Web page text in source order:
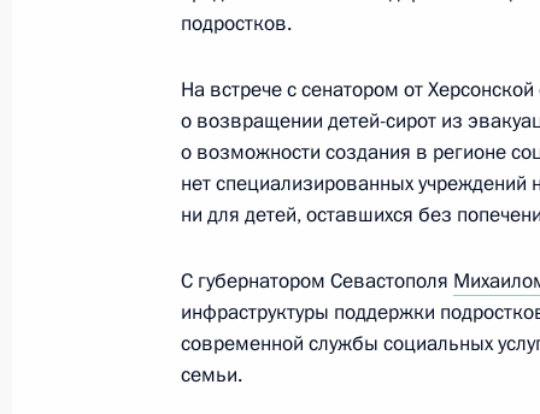
Мария Львова-Белова провела
совета по социальной интеграции
16 декабря 2022 года, 17:00
детей-инвалидов суммировать
дополнительные выходные дни
5 декабря 2022 года, 14:05
подростков.
На встрече с сенатором от
о возвращении детей-сирот из
о возможности создания в регионе
нет специализированных учреждений
ни для детей, оставшихся без
С губернатором Севастополя
инфраструктуры поддержки
современной службы социальных
семьи.